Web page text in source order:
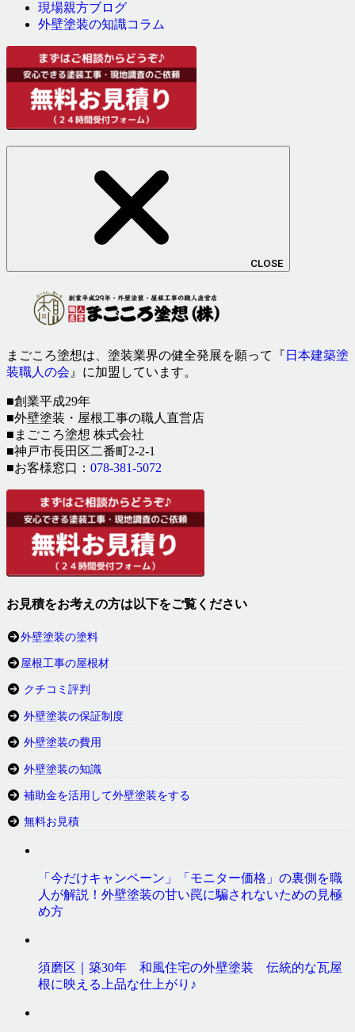
現場親方ブログ
外壁塗装の知識コラム
CLOSE
まごころ塗想は、塗装業界の健全発展を願って『 日本建築塗
装職人の会 』に加盟しています。
■創業平成29年
■外壁塗装・屋根工事の職人直営店
■まごころ塗想 株式会社
■神戸市長田区二番町2-2-1
■お客様窓口： 078-381-5072
お見積をお考えの方は以下をご覧ください
外壁塗装の塗料
屋根工事の屋根材
クチコミ評判
外壁塗装の保証制度
外壁塗装の費用
外壁塗装の知識
補助金を活用して外壁塗装をする
無料お見積
「今だけキャンペーン」「モニター価格」の裏側を職
人が解説！外壁塗装の甘い罠に騙されないための見極
め方
須磨区｜築30年 和風住宅の外壁塗装 伝統的な瓦屋
根に映える上品な仕上がり♪